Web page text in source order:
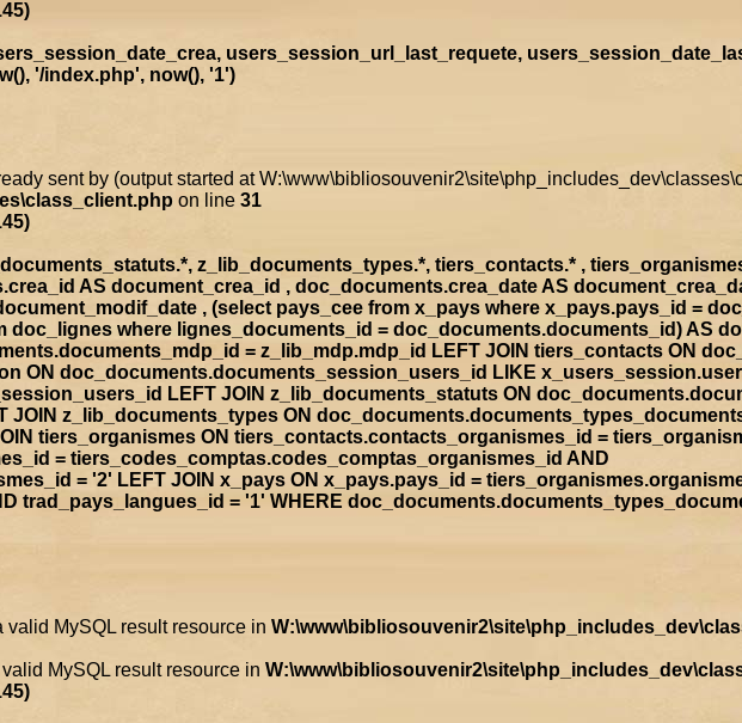
users_session_url_last_requete,
'/index.php', now(), '1')
sent by (output started at
on line 31
z_lib_documents_types.*, tiers_contacts.* ,
AS document_crea_id , doc_documents.crea_date AS
, (select pays_cee from x_pays where x_pays.pays_id =
where lignes_documents_id = doc_documents.documents_id) AS
= z_lib_mdp.mdp_id LEFT JOIN tiers_contacts ON
ON doc_documents.documents_session_users_id LIKE
LEFT JOIN z_lib_documents_statuts ON
z_lib_documents_types ON
tiers_organismes ON tiers_contacts.contacts_organismes_id =
= tiers_codes_comptas.codes_comptas_organismes_id AND
= '2' LEFT JOIN x_pays ON x_pays.pays_id =
trad_pays_langues_id = '1' WHERE
MySQL result resource in
MySQL result resource in